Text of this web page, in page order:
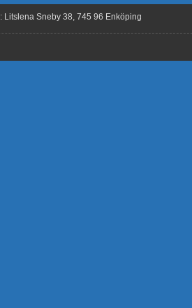
: Litslena Sneby 38, 745 96 Enköping